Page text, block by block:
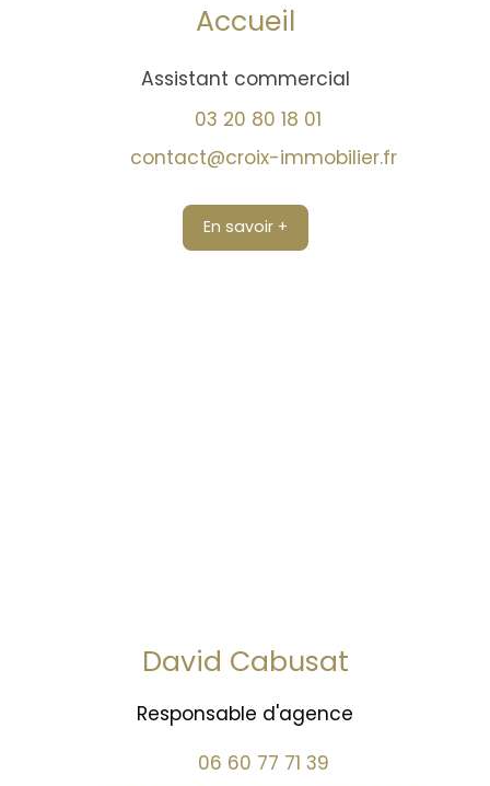
Accueil
Assistant commercial
03 20 80 18 01
contact@croix-immobilier.fr
En savoir +
David Cabusat
Responsable d'agence
06 60 77 71 39